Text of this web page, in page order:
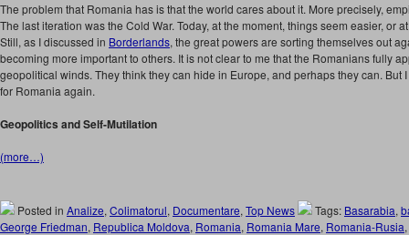
The problem that Romania has is that the world cares about it. More precisely,
The last iteration was the Cold War. Today, at the moment, things seem easier, or
Still, as I discussed in Borderlands, the great powers are sorting themselves out
becoming more important to others. It is not clear to me that the Romanians fully
geopolitical winds. They think they can hide in Europe, and perhaps they can. But
for Romania again.
Geopolitics and Self-Mutilation
(more…)
Posted in Analize, Colimatorul, Documentare, Top News Tags: Basarabia,
George Friedman, Republica Moldova, Romania, Romania Mare, Romania-Rusia,